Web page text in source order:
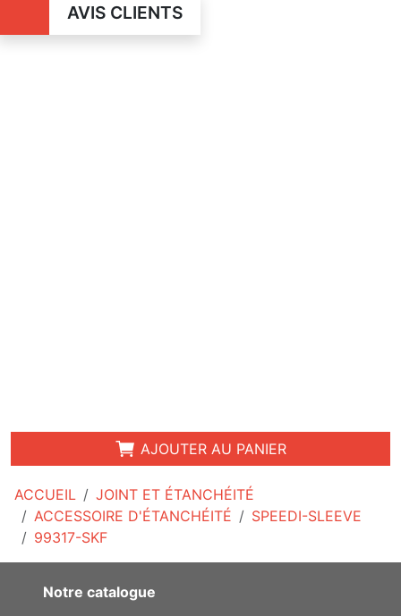
ACCUEIL
JOINT ET ÉTANCHÉITÉ
ACCESSOIRE D'ÉTANCHÉITÉ
SPEEDI-SLEEVE
99317-SKF
AVIS CLIENTS
AJOUTER AU PANIER
Notre catalogue